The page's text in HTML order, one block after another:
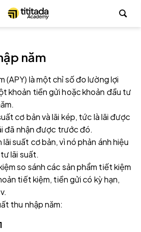
năm
(APY) là một chỉ số đo lường lợi
khoản tiền gửi hoặc khoản đầu tư
cơ bản và lãi kép, tức là lãi được
đã nhận được trước đó.
suất cơ bản, vì nó phản ánh hiệu
lãi suất.
so sánh các sản phẩm tiết kiệm
tiết kiệm, tiền gửi có kỳ hạn,
thu nhập năm: